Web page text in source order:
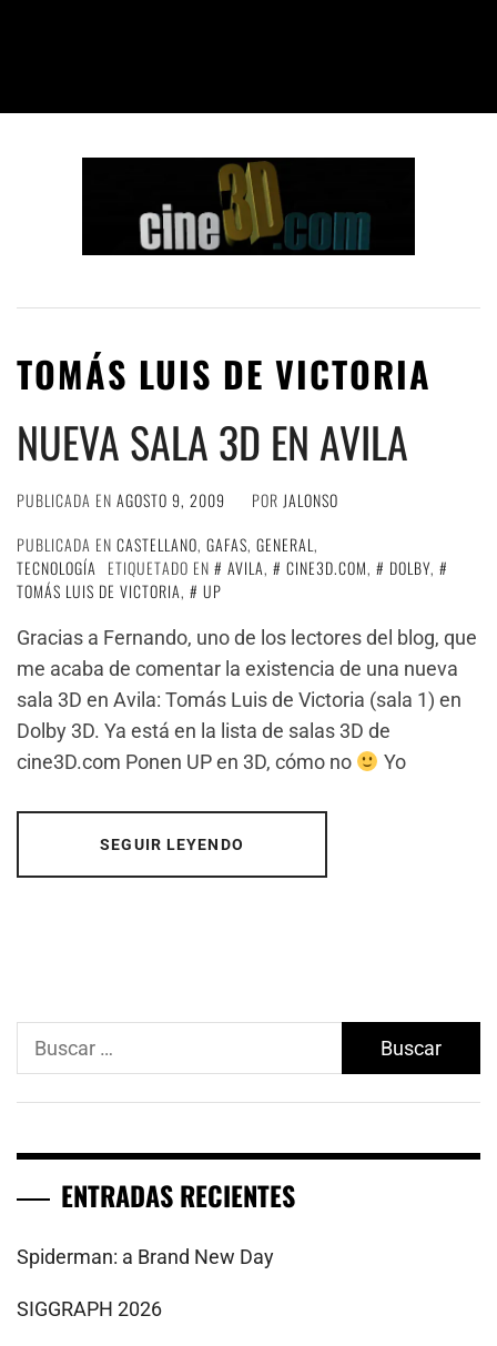
TOMÁS LUIS DE VICTORIA
NUEVA SALA 3D EN AVILA
PUBLICADA EN AGOSTO 9, 2009 POR JALONSO
PUBLICADA EN CASTELLANO, GAFAS, GENERAL,
TECNOLOGÍA
ETIQUETADO EN AVILA, CINE3D.COM, DOLBY,
TOMÁS LUIS DE VICTORIA,
UP
Gracias a Fernando, uno de los lectores del blog, que
me acaba de comentar la existencia de una nueva
sala 3D en Avila: Tomás Luis de Victoria (sala 1) en
Dolby 3D. Ya está en la lista de salas 3D de
cine3D.com Ponen UP en 3D, cómo no
Yo
SEGUIR LEYENDO
Buscar:
ENTRADAS RECIENTES
Spiderman: a Brand New Day
SIGGRAPH 2026